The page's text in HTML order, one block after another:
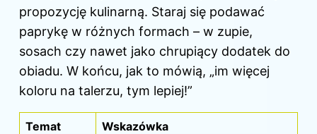
propozycję kulinarną. Staraj się podawać
paprykę w różnych formach – w zupie,
sosach czy nawet jako chrupiący dodatek do
obiadu. W końcu, jak to mówią, „im więcej
koloru na talerzu, tym lepiej!”
Temat
Wskazówka